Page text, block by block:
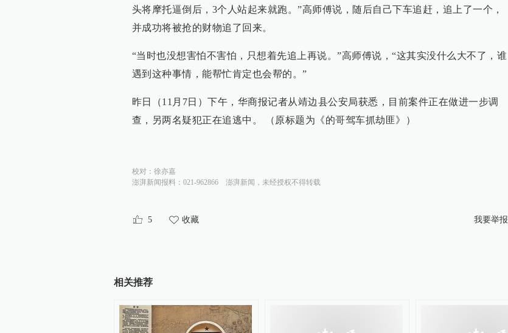
头将摩托逼倒后，3个人站起来就跑。”高师傅说，随后自己下车追赶，追上了一个，
并成功将被抢的财物追了回来。
“当时也没想害怕不害怕，只想着先追上再说。”高师傅说，“这其实没什么大不了，谁
遇到这种事情，能帮忙肯定也会帮的。”
昨日（11月7日）下午，华商报记者从靖边县公安局获悉，目前案件正在做进一步调
查，另两名疑犯正在追逃中。 （原标题为《的哥驾车抓劫匪》）
校对： 徐亦嘉
澎湃新闻报料：021-962866
澎湃新闻，未经授权不得转载
5 收藏 我要举报
相关推荐